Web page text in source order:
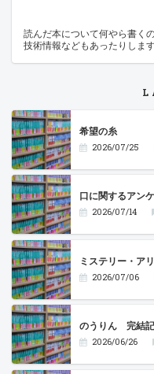
読んだ本について何やら書く
技術情報などもあったりします
希望の糸
2026/07/25
口に関するアン
2026/07/14
ミステリー・ア
2026/07/06
のうりん 完結
2026/06/26